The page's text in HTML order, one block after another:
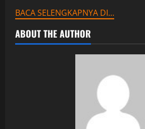
BACA SELENGKAPNYA DI…
ABOUT THE AUTHOR